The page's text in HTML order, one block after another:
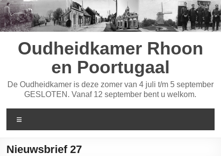
Ga
naar
de
inhoud
Oudheidkamer Rhoon
en Poortugaal
De Oudheidkamer is deze zomer van 4 juli t/m 5 september
GESLOTEN. Vanaf 12 september bent u welkom.
Nieuwsbrief 27